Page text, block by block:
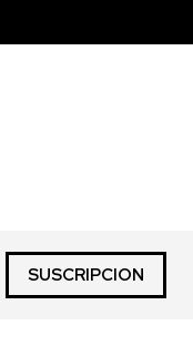
SUSCRIPCION